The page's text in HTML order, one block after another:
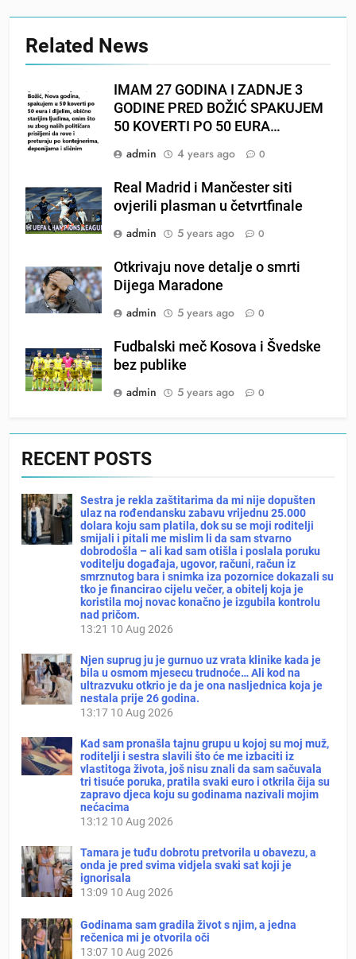
Related News
IMAM 27 GODINA I ZADNJE 3
GODINE PRED BOŽIĆ SPAKUJEM
50 KOVERTI PO 50 EURA…
admin
4 years ago 0
Real Madrid i Mančester siti
ovjerili plasman u četvrtfinale
admin
5 years ago 0
Otkrivaju nove detalje o smrti
Dijega Maradone
admin
5 years ago 0
Fudbalski meč Kosova i Švedske
bez publike
admin
5 years ago 0
RECENT POSTS
Sestra je rekla zaštitarima da mi nije dopušten
ulaz na rođendansku zabavu vrijednu 25.000
dolara koju sam platila, dok su se moji roditelji
smijali i pitali me mislim li da sam stvarno
dobrodošla – ali kad sam otišla i poslala poruku
voditelju događaja, ugovor, računi, račun iz
smrznutog bara i snimka iza pozornice dokazali su
tko je financirao cijelu večer, a obitelj koja je
koristila moj novac konačno je izgubila kontrolu
nad pričom.
13:21 10 Aug 2026
Njen suprug ju je gurnuo uz vrata klinike kada je
bila u osmom mjesecu trudnoće… Ali kod na
ultrazvuku otkrio je da je ona nasljednica koja je
nestala prije 26 godina.
13:17 10 Aug 2026
Kad sam pronašla tajnu grupu u kojoj su moj muž,
roditelji i sestra slavili što će me izbaciti iz
vlastitoga života, još nisu znali da sam sačuvala
tri tisuće poruka, pratila svaki euro i otkrila čija su
zapravo djeca koju su godinama nazivali mojim
nećacima
13:12 10 Aug 2026
Tamara je tuđu dobrotu pretvorila u obavezu, a
onda je pred svima vidjela svaki sat koji je
ignorisala
13:09 10 Aug 2026
Godinama sam gradila život s njim, a jedna
rečenica mi je otvorila oči
13:07 10 Aug 2026